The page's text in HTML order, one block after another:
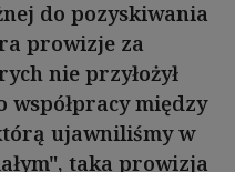
do pozyskiwania
prowizje za
nie przyłożył
współpracy między
ujawniliśmy w
taka prowizja